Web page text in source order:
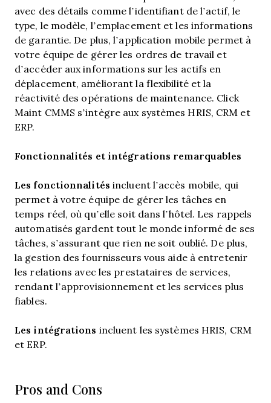
avec des détails comme l’identifiant de l’actif, le
type, le modèle, l’emplacement et les informations
de garantie. De plus, l’application mobile permet à
votre équipe de gérer les ordres de travail et
d’accéder aux informations sur les actifs en
déplacement, améliorant la flexibilité et la
réactivité des opérations de maintenance. Click
Maint CMMS s’intègre aux systèmes HRIS, CRM et
ERP.
Fonctionnalités et intégrations remarquables
Les fonctionnalités incluent l’accès mobile, qui
permet à votre équipe de gérer les tâches en
temps réel, où qu’elle soit dans l’hôtel. Les rappels
automatisés gardent tout le monde informé de ses
tâches, s’assurant que rien ne soit oublié. De plus,
la gestion des fournisseurs vous aide à entretenir
les relations avec les prestataires de services,
rendant l’approvisionnement et les services plus
fiables.
Les intégrations incluent les systèmes HRIS, CRM
et ERP.
Pros and Cons